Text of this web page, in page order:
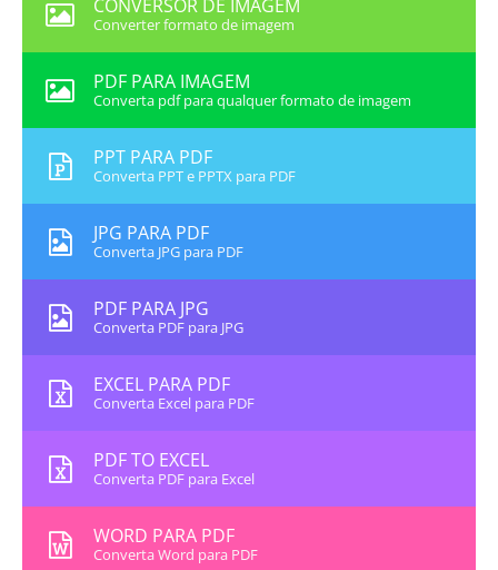
CONVERSOR DE IMAGEM
Converter formato de imagem
PDF PARA IMAGEM
Converta pdf para qualquer formato de imagem
PPT PARA PDF
Converta PPT e PPTX para PDF
JPG PARA PDF
Converta JPG para PDF
PDF PARA JPG
Converta PDF para JPG
EXCEL PARA PDF
Converta Excel para PDF
PDF TO EXCEL
Converta PDF para Excel
WORD PARA PDF
Converta Word para PDF